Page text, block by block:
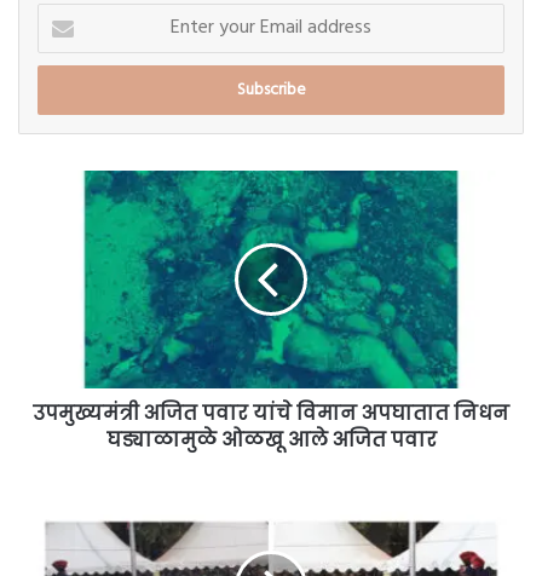
Enter
your
Email
आले
उपमुख्यमंत्री अजित पवार यांचे विमान अपघातात निधन
घड्याळामुळे ओळखू आले अजित पवार